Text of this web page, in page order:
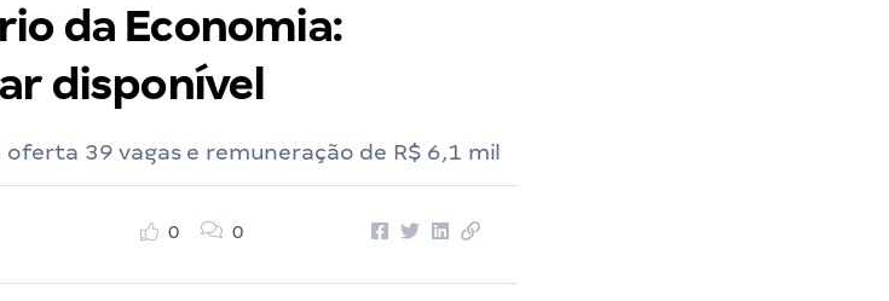
da Economia:
disponível
39 vagas e remuneração de R$ 6,1 mil
0 0